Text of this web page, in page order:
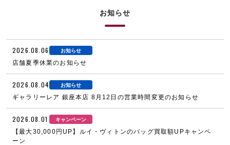
お知らせ
2026.08.06 お知らせ
店舗夏季休業のお知らせ
2026.08.04 お知らせ
ギャラリーレア 銀座本店 8月12日の営業時間変更のお知らせ
2026.08.01 キャンペーン
【最大30,000円UP】ルイ・ヴィトンのバッグ買取額UPキャンペ
ーン